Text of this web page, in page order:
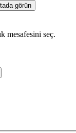
görün
mesafesini seç.